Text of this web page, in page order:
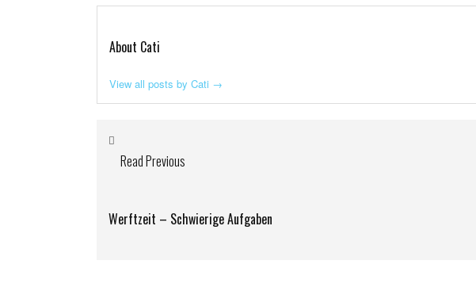
About Cati
View all posts by Cati →
Read Previous
Werftzeit – Schwierige Aufgaben